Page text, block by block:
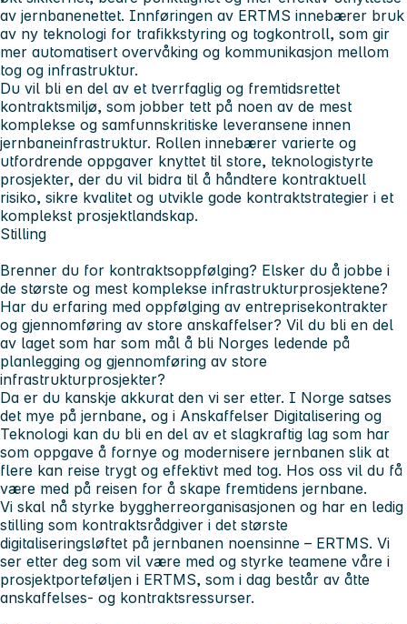
av jernbanenettet. Innføringen av ERTMS innebærer bruk
av ny teknologi for trafikkstyring og togkontroll, som gir
mer automatisert overvåking og kommunikasjon mellom
tog og infrastruktur.
Du vil bli en del av et tverrfaglig og fremtidsrettet
kontraktsmiljø, som jobber tett på noen av de mest
komplekse og samfunnskritiske leveransene innen
jernbaneinfrastruktur. Rollen innebærer varierte og
utfordrende oppgaver knyttet til store, teknologistyrte
prosjekter, der du vil bidra til å håndtere kontraktuell
risiko, sikre kvalitet og utvikle gode kontraktstrategier i et
komplekst prosjektlandskap.
Stilling
Brenner du for kontraktsoppfølging? Elsker du å jobbe i
de største og mest komplekse infrastrukturprosjektene?
Har du erfaring med oppfølging av entreprisekontrakter
og gjennomføring av store anskaffelser? Vil du bli en del
av laget som har som mål å bli Norges ledende på
planlegging og gjennomføring av store
infrastrukturprosjekter?
Da er du kanskje akkurat den vi ser etter. I Norge satses
det mye på jernbane, og i Anskaffelser Digitalisering og
Teknologi kan du bli en del av et slagkraftig lag som har
som oppgave å fornye og modernisere jernbanen slik at
flere kan reise trygt og effektivt med tog. Hos oss vil du få
være med på reisen for å skape fremtidens jernbane.
Vi skal nå styrke byggherreorganisasjonen og har en ledig
stilling som kontraktsrådgiver i det største
digitaliseringsløftet på jernbanen noensinne – ERTMS. Vi
ser etter deg som vil være med og styrke teamene våre i
prosjektporteføljen i ERTMS, som i dag består av åtte
anskaffelses- og kontraktsressurser.